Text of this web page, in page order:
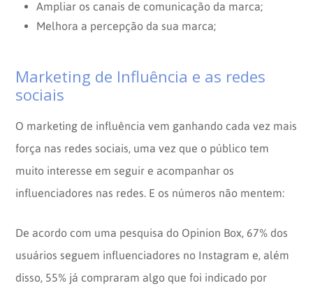
Ampliar os canais de comunicação da marca;
Melhora a percepção da sua marca;
Marketing de Influência e as redes
sociais
O marketing de influência vem ganhando cada vez mais
força nas redes sociais, uma vez que o público tem
muito interesse em seguir e acompanhar os
influenciadores nas redes. E os números não mentem:
De acordo com uma pesquisa do Opinion Box, 67% dos
usuários seguem influenciadores no Instagram e, além
disso, 55% já compraram algo que foi indicado por